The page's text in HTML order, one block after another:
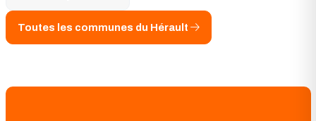
Toutes les communes du Hérault